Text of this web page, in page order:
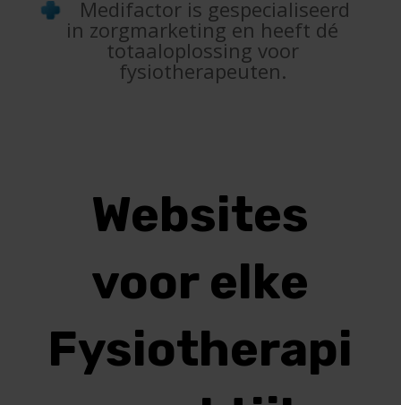
Medifactor is gespecialiseerd
in zorgmarketing en heeft dé
totaaloplossing voor
fysiotherapeuten.
Websites
voor elke
Fysiotherapi